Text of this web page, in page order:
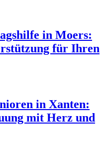
in Moers:
für Ihren
in Xanten:
mit Herz und